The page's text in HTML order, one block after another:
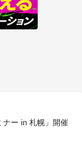
ナー in 札幌」開催